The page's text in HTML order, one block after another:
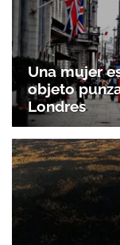
Una mujer
objeto
Londres